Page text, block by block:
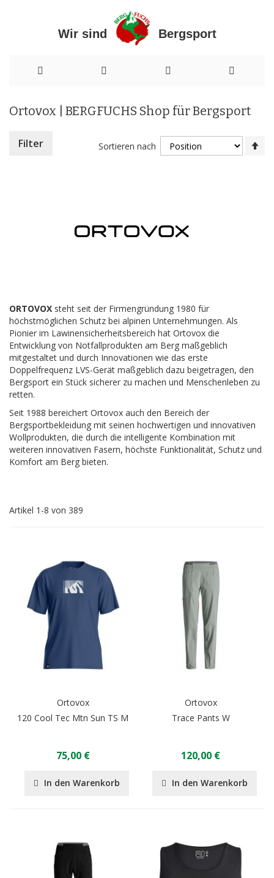
Wir sind Bergsport
zum
Inhalt
Ortovox | BERGFUCHS Shop für Bergsport
ORTOVOX steht seit der Firmengründung 1980 für
höchstmöglichen Schutz bei alpinen Unternehmungen. Als
Pionier im Lawinensicherheitsbereich hat Ortovox die
Entwicklung von Notfallprodukten am Berg maßgeblich
mitgestaltet und durch Innovationen wie das erste
Doppelfrequenz LVS-Gerät maßgeblich dazu beigetragen, den
Bergsport ein Stück sicherer zu machen und Menschenleben zu
retten.
Seit 1988 bereichert Ortovox auch den Bereich der
Bergsportbekleidung mit seinen hochwertigen und innovativen
Wollprodukten, die durch die intelligente Kombination mit
weiteren innovativen Fasern, höchste Funktionalität, Schutz und
Komfort am Berg bieten.
Artikel 1 -8 von 389
Sortieren nach
Ortovox
120 Cool Tec Mtn Sun TS M
75,00 €
In den Warenkorb
Ortovox
Trace Pants W
120,00 €
In den Warenkorb
Filter